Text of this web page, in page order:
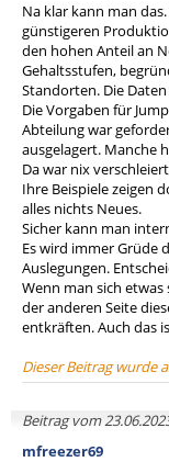
Na klar kann man
günstigeren
den hohen Anteil an
Gehaltsstufen,
Standorten. Die
Die Vorgaben für
Abteilung war
ausgelagert. Manche
Da war nix
Ihre Beispiele zeigen
alles nichts Neues.
Sicher kann man
Es wird immer Grüde
Auslegungen.
Wenn man sich
der anderen Seite
entkräften. Auch das
Dieser Beitrag wurde
Beitrag vom
mfreezer69